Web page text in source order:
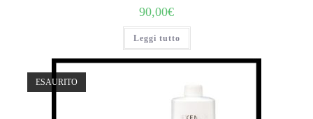
90,00€
Leggi tutto
ESAURITO